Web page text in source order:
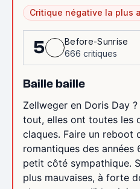
Critique négative la plus
5
Before-Sunrise
666 critiques
Baille baille
Zellweger en Doris Day
tout, elles ont toutes les
claques. Faire un reboot
romantiques des
petit côté sympathique.
plus mauvaises, à forte